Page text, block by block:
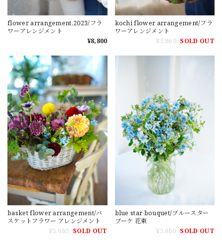
flower arrangement.2023/フラ
ワーアレンジメント
¥8,800
kochi flower arrangement/フラ
ワーアレンジメント
¥5,860 SOLD OUT
basket flower arrangement/バ
スケットフラワー アレンジメント
¥5,680 SOLD OUT
blue star bouquet/ブルースター
ブーケ 花束
¥5,680 SOLD OUT